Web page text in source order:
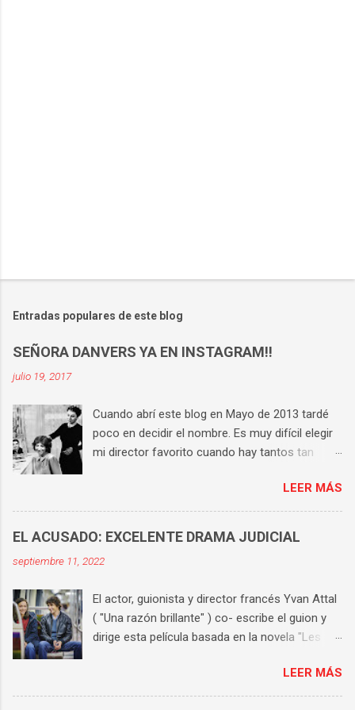
Entradas populares de este blog
SEÑORA DANVERS YA EN INSTAGRAM!!
julio 19, 2017
Cuando abrí este blog en Mayo de 2013 tardé
poco en decidir el nombre. Es muy difícil elegir
mi director favorito cuando hay tantos tan
es Hitchcock . Tiene una técnica perfecta, un
universo propio y consigue que en cada una de
sigues compartiendo sufrimiento y tensión con
cuya obra he visto y vuelto a ver más veces.
Así que me apetecía buscar un nombre al blog
que tuviera relación con él. Rápidamente
ama de llaves de "Rebeca" , increíblemente
interpretada por Judith Anderson . Un personaje
LEER MÁS
EL ACUSADO: EXCELENTE DRAMA JUDICIAL
septiembre 11, 2022
El actor, guionista y director francés Yvan Attal
( "Una razón brillante" ) co- escribe el guion y
dirige esta película basada en la novela "Les
Farel ( Ben Attal ), es un chico joven, brillante
estudiante, hijo de padres separados, dos
LEER MÁS